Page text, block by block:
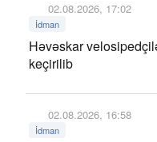
02.08.2026, 17:02
İdman
Həvəskar
keçirilib
02.08.2026, 16:58
İdman